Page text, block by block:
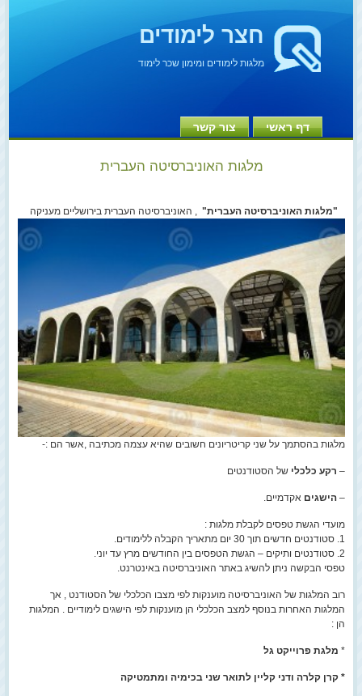
חצר לימודים
מלגות לימודים ומימון שכר לימוד
דף ראשי צור קשר
מלגות האוניברסיטה העברית
"מלגות האוניברסיטה העברית" , האוניברסיטה העברית בירושליים מעניקה
מלגות בהסתמך על שני קריטריונים חשובים שהיא עצמה מכתיבה ,אשר הם :-
– רקע כלכלי של הסטודנטים
–הישגים אקדמיים.
מועדי הגשת טפסים לקבלת מלגות :
1. סטודנטים חדשים תוך 30 יום מתאריך הקבלה ללימודים.
2. סטודנטים ותיקים – הגשת הטפסים בין החודשים מרץ עד יוני.
טפסי הבקשה ניתן להשיג באתר האוניברסיטה באינטרנט.
רוב המלגות של האוניברסיטה מוענקות לפי מצבו הכלכלי של הסטודנט , אך
המלגות האחרות בנוסף למצב הכלכלי הן מוענקות לפי הישגים לימודיים . המלגות
הן :
* מלגת פרוייקט גל
* קרן קלרה ודני קליין לתואר שני בכימיה ומתמטיקה